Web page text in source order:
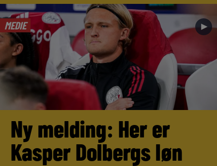
MEDIE ►
Ny melding: Her er
Kasper Dolbergs løn